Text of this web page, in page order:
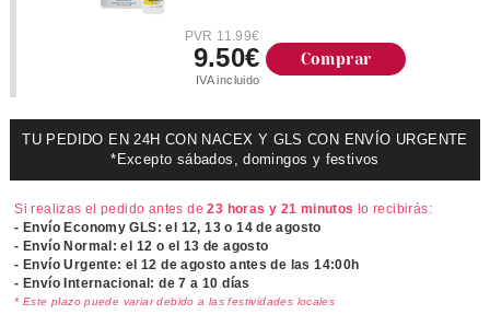
PVR 11.99€
9.50€
IVA incluido
Comprar
TU PEDIDO EN 24H CON NACEX Y GLS CON ENVÍO URGENTE
*Excepto sábados, domingos y festivos
Si realizas el pedido antes de23 horas y 21 minutos lo recibirás:
- Envío Economy GLS: el 12, 13 o 14 de agosto
- Envío Normal: el 12 o el 13 de agosto
- Envío Urgente: el12 de agosto antes de las 14:00h
- Envío Internacional: de 7 a 10 días
* Este plazo puede variar debido a las festividades locales